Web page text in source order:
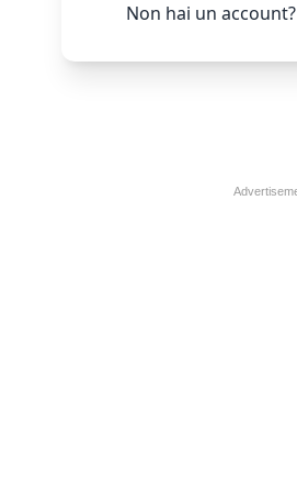
Non hai un account?